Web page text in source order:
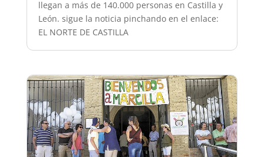
llegan a más de 140.000 personas en Castilla y
León. sigue la noticia pinchando en el enlace:
EL NORTE DE CASTILLA